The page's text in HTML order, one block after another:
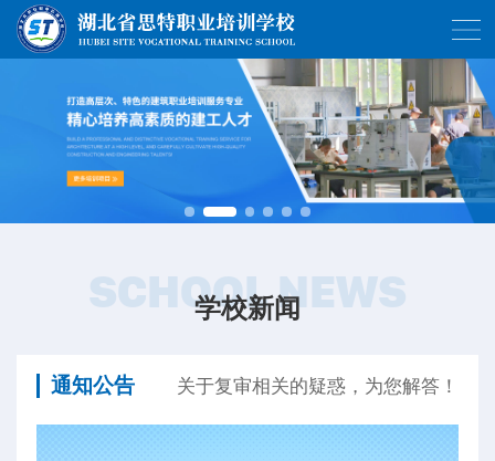
SCHOOL NEWS
学校新闻
通知公告 关于复审相关的疑惑，为您解答！